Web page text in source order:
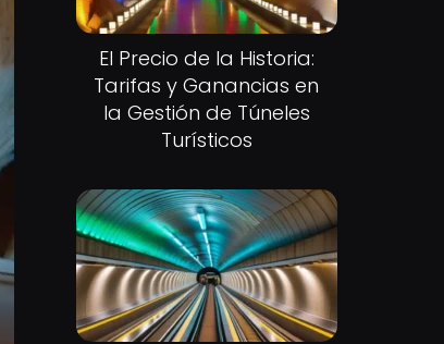
El Precio de la Historia:
Tarifas y Ganancias en
la Gestión de Túneles
Turísticos